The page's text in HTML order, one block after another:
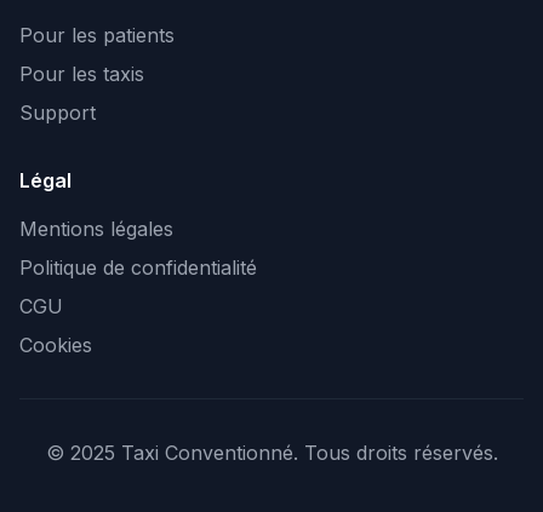
Pour les patients
Pour les taxis
Support
Légal
Mentions légales
Politique de confidentialité
CGU
Cookies
© 2025 Taxi Conventionné. Tous droits réservés.